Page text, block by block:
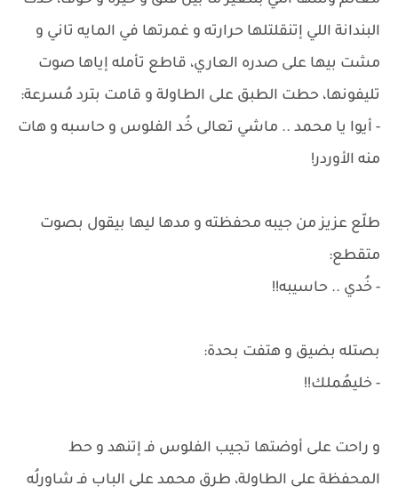
البندانة اللي إتنقلتلها حرارته و غمرتها في المايه تاني و
مشت بيها على صدره العاري، قاطع تأمله إياها صوت
تليفونها، حطت الطبق على الطاولة و قامت بترد مُسرعة:
- أيوا يا محمد .. ماشي تعالى خُد الفلوس و حاسبه و هات
منه الأوردر!
طلّع عزيز من جيبه محفظته و مدها ليها بيقول بصوت
متقطع:
- خُدي .. حاسيبه!!
بصتله بضيق و هتفت بحدة:
- خليهُملك!!
و راحت على أوضتها تجيب الفلوس فـ إتنهد و حط
المحفظة على الطاولة، طرق محمد على الباب فـ شاورلُه